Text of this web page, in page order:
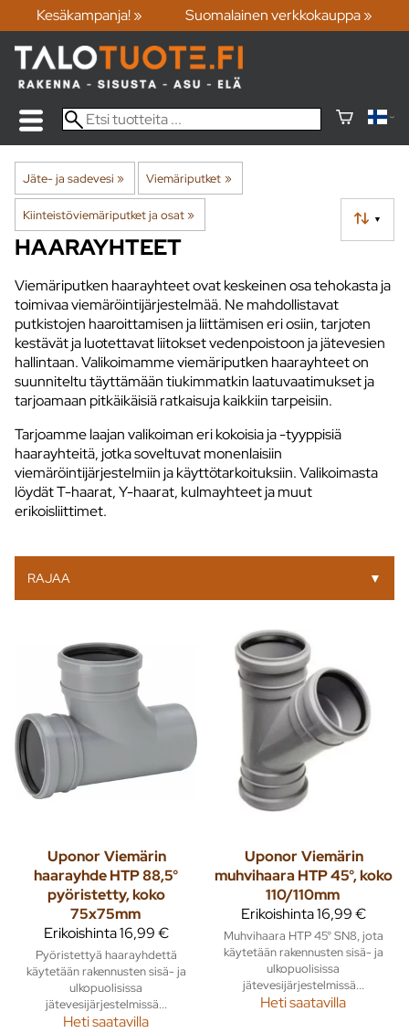
Kesäkampanja! » Suomalainen verkkokauppa »
Jäte- ja sadevesi ‪» Viemäriputket ‪»
Kiinteistöviemäriputket ja osat‪» ▼
HAARAYHTEET
Viemäriputken haarayhteet ovat keskeinen osa tehokasta ja
toimivaa viemäröintijärjestelmää. Ne mahdollistavat
putkistojen haaroittamisen ja liittämisen eri osiin, tarjoten
kestävät ja luotettavat liitokset vedenpoistoon ja jätevesien
hallintaan. Valikoimamme viemäriputken haarayhteet on
suunniteltu täyttämään tiukimmatkin laatuvaatimukset ja
tarjoamaan pitkäikäisiä ratkaisuja kaikkiin tarpeisiin.
Tarjoamme laajan valikoiman eri kokoisia ja -tyyppisiä
haarayhteitä, jotka soveltuvat monenlaisiin
viemäröintijärjestelmiin ja käyttötarkoituksiin. Valikoimasta
löydät T-haarat, Y-haarat, kulmayhteet ja muut
erikoisliittimet.
RAJAA ▼
UponorViemärin
haarayhde HTP 88,5°
pyöristetty, koko
75x75mm
Erikoishinta16,99 €
Pyöristettyä haarayhdettä
käytetään rakennusten sisä- ja
ulkopuolisissa
jätevesijärjestelmissä...
Heti saatavilla
UponorViemärin
muhvihaara HTP 45°, koko
110/110mm
Erikoishinta16,99 €
Muhvihaara HTP 45° SN8, jota
käytetään rakennusten sisä- ja
ulkopuolisissa
jätevesijärjestelmissä...
Heti saatavilla